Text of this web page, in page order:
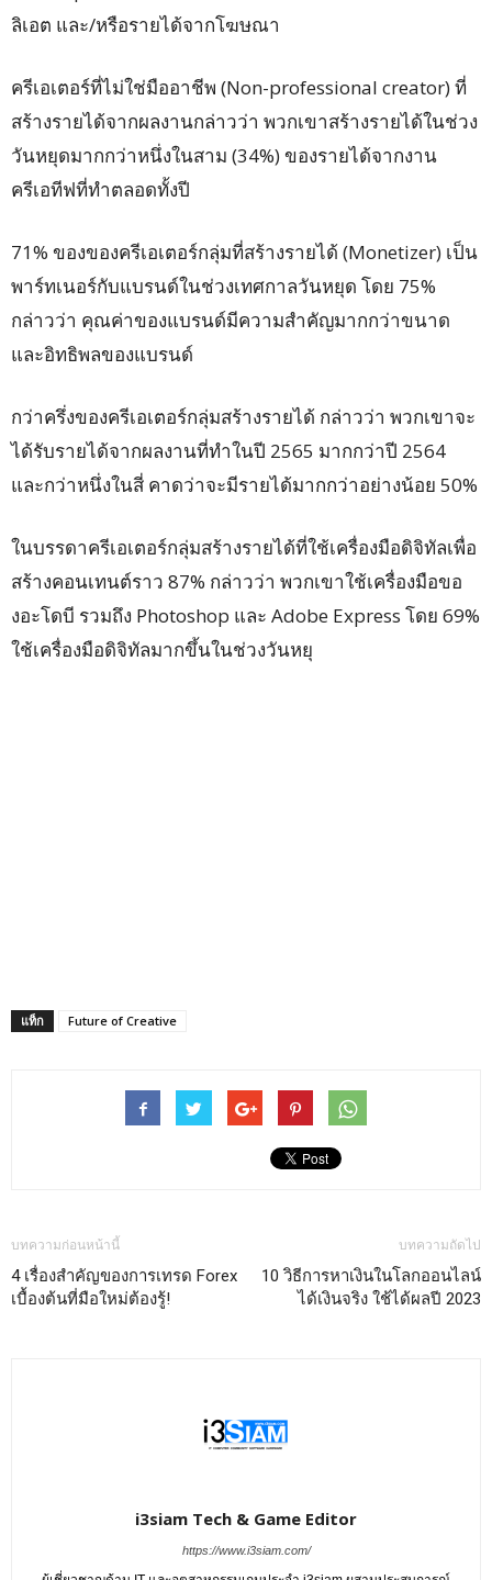
ลิเอต และ/หรือรายได้จากโฆษณา
ครีเอเตอร์ที่ไม่ใช่มืออาชีพ (Non-professional creator) ที่
สร้างรายได้จากผลงานกล่าวว่า พวกเขาสร้างรายได้ในช่วง
วันหยุดมากกว่าหนึ่งในสาม (34%) ของรายได้จากงาน
ครีเอทีฟที่ทำตลอดทั้งปี
71% ของของครีเอเตอร์กลุ่มที่สร้างรายได้ (Monetizer) เป็น
พาร์ทเนอร์กับแบรนด์ในช่วงเทศกาลวันหยุด โดย 75%
กล่าวว่า คุณค่าของแบรนด์มีความสำคัญมากกว่าขนาด
และอิทธิพลของแบรนด์
กว่าครึ่งของครีเอเตอร์กลุ่มสร้างรายได้ กล่าวว่า พวกเขาจะ
ได้รับรายได้จากผลงานที่ทำในปี 2565 มากกว่าปี 2564
และกว่าหนึ่งในสี่ คาดว่าจะมีรายได้มากกว่าอย่างน้อย 50%
ในบรรดาครีเอเตอร์กลุ่มสร้างรายได้ที่ใช้เครื่องมือดิจิทัลเพื่อ
สร้างคอนเทนต์ราว 87% กล่าวว่า พวกเขาใช้เครื่องมือขอ
งอะโดบี รวมถึง Photoshop และ Adobe Express โดย 69%
ใช้เครื่องมือดิจิทัลมากขึ้นในช่วงวันหยุ
แท็ก Future of Creative
บทความก่อนหน้านี้
4 เรื่องสำคัญของการเทรด Forex
เบื้องต้นที่มือใหม่ต้องรู้!
บทความถัดไป
10 วิธีการหาเงินในโลกออนไลน์
ได้เงินจริง ใช้ได้ผลปี 2023
i3siam Tech & Game Editor
https://www.i3siam.com/